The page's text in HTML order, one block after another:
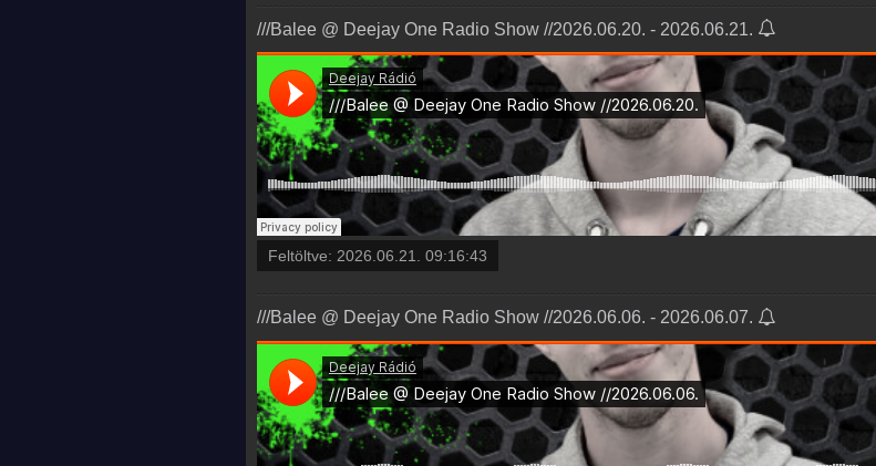
///Balee @ Deejay One Radio Show //2026.06.20. - 2026.06.21.
Feltöltve: 2026.06.21. 09:16:43
///Balee @ Deejay One Radio Show //2026.06.06. - 2026.06.07.